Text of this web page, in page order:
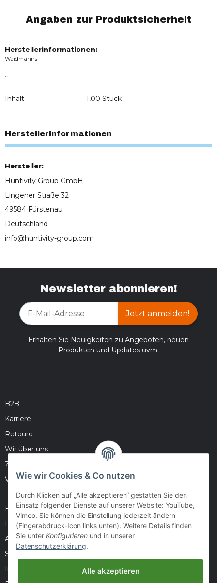
Angaben zur Produktsicherheit
Herstellerinformationen:
Waidmanns
, ,
Inhalt: 1,00 Stück
Herstellerinformationen
Hersteller:
Huntivity Group GmbH
Lingener Straße 32
49584 Fürstenau
Deutschland
info@huntivity-group.com
Newsletter abonnieren!
Jetzt anmelden!
Erhalten Sie Neuigkeiten zu Angeboten, neuen
Produkten und Updates uvm.
B2B
Karriere
Retoure
Wir über uns
Zahlungsmöglichkeiten
Versandinformationen
Barrierefreiheitserklärung
Datenschutz
AGB
Sitemap
Impressum
Wie wir Cookies & Co nutzen
Durch Klicken auf „Alle akzeptieren“ gestatten Sie den
Einsatz folgender Dienste auf unserer Website: YouTube,
Vimeo. Sie können die Einstellung jederzeit ändern
(Fingerabdruck-Icon links unten). Weitere Details finden
Sie unter Konfigurieren und in unserer
Datenschutzerklärung.
Alle akzeptieren